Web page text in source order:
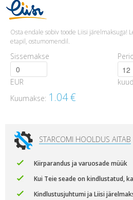
Osta endale sobiv toode Liisi järelmaksuga!
etapil, ostumomendil.
Sissemakse
EUR
kuud
Kuumakse: 1.04€
STARCOMI HOOLDUS AITAB
Kiirparandus ja varuosade müük
Kui Teie seade on kindlustatud,
Kindlustusjuhtumi ja Liisi